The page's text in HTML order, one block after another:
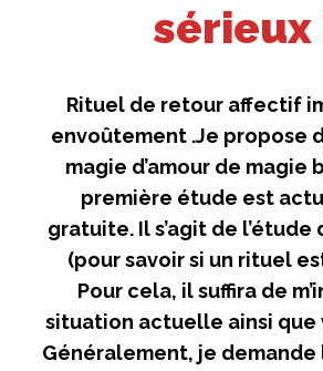
sérieux
Rituel de retour affectif
envoûtement .Je propose
magie d’amour de magie
première étude est
gratuite. Il s’agit de
(pour savoir si un rituel
Pour cela, il suffira de
situation actuelle ainsi que
Généralement, je demande